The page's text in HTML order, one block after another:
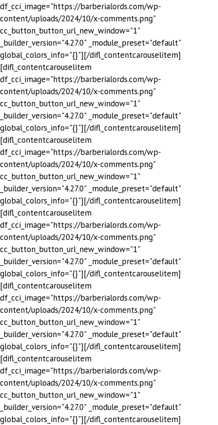
df_cci_image="https://barberialords.com/wp-
content/uploads/2024/10/x-comments.png"
cc_button_button_url_new_window="1"
_builder_version="4.27.0" _module_preset="default"
global_colors_info="{}"][/difl_contentcarouselitem]
[difl_contentcarouselitem
df_cci_image="https://barberialords.com/wp-
content/uploads/2024/10/x-comments.png"
cc_button_button_url_new_window="1"
_builder_version="4.27.0" _module_preset="default"
global_colors_info="{}"][/difl_contentcarouselitem]
[difl_contentcarouselitem
df_cci_image="https://barberialords.com/wp-
content/uploads/2024/10/x-comments.png"
cc_button_button_url_new_window="1"
_builder_version="4.27.0" _module_preset="default"
global_colors_info="{}"][/difl_contentcarouselitem]
[difl_contentcarouselitem
df_cci_image="https://barberialords.com/wp-
content/uploads/2024/10/x-comments.png"
cc_button_button_url_new_window="1"
_builder_version="4.27.0" _module_preset="default"
global_colors_info="{}"][/difl_contentcarouselitem]
[difl_contentcarouselitem
df_cci_image="https://barberialords.com/wp-
content/uploads/2024/10/x-comments.png"
cc_button_button_url_new_window="1"
_builder_version="4.27.0" _module_preset="default"
global_colors_info="{}"][/difl_contentcarouselitem]
[difl_contentcarouselitem
df_cci_image="https://barberialords.com/wp-
content/uploads/2024/10/x-comments.png"
cc_button_button_url_new_window="1"
_builder_version="4.27.0" _module_preset="default"
global_colors_info="{}"][/difl_contentcarouselitem]